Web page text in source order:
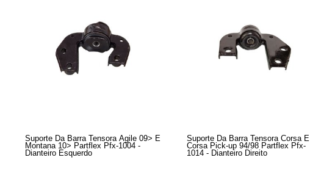
Suporte Da Barra Tensora Agile 09> E
Montana 10> Partflex Pfx-1004 -
Dianteiro Esquerdo
Suporte Da Barra Tensora Corsa E
Corsa Pick-up 94/98 Partflex Pfx-
1014 - Dianteiro Direito